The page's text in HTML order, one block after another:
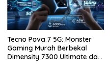
Tecno Pova 7 5G: Monster
Gaming Murah Berbekal
Dimensity 7300 Ultimate dan